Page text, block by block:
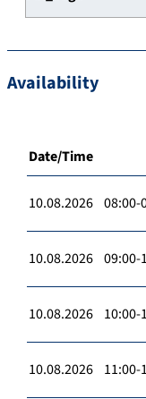
Availability
Date/Time
10.08.2026 08:00-
10.08.2026 09:00-
10.08.2026 10:00-
10.08.2026 11:00-